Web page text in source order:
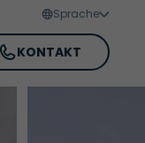
Sprache
KONTAKT